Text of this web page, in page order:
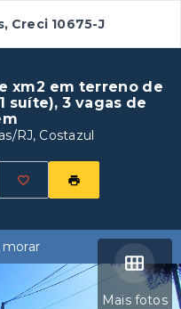
Creci 10675-J
xm2 em terreno de
suíte), 3 vagas de
RJ, Costazul
Mais fotos
morar